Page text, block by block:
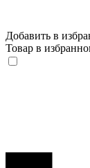
Добавить в
Товар в